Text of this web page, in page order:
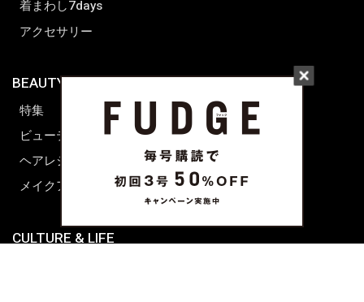
着まわし7days
アクセサリー
BEAUTY & HAIR
特集
ビューティーニュース
ヘアレシピ ストーリーズ
メイクアップティップス
CULTURE & LIFE
FUDGENA
ファッション
ビューティー
レシピ
ライフスタイル